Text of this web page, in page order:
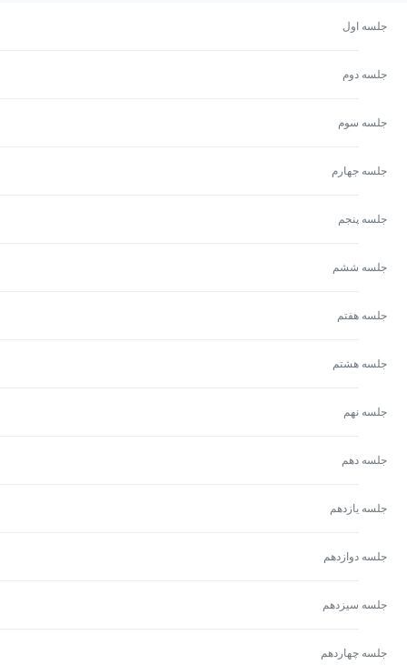
جلسه اول
جلسه دوم
جلسه سوم
جلسه جهارم
جلسه پنجم
جلسه ششم
جلسه هفتم
جلسه هشتم
جلسه نهم
جلسه دهم
جلسه یازدهم
جلسه دوازدهم
جلسه سیزدهم
جلسه چهاردهم